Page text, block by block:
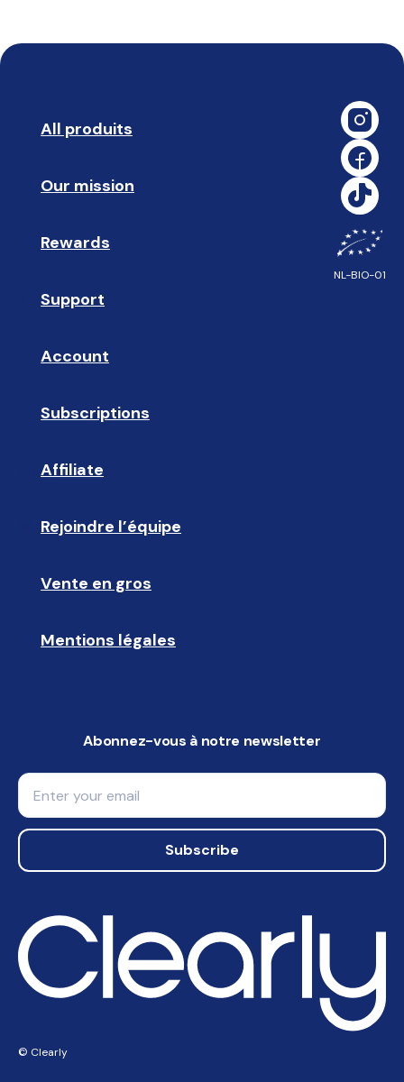
All produits
Our mission
Rewards
Support
Account
Subscriptions
Affiliate
Rejoindre l’équipe
🤝🏻
Vente en gros
Mentions légales
NL-BIO-01
Abonnez-vous à notre newsletter
Email
Subscribe
© Clearly